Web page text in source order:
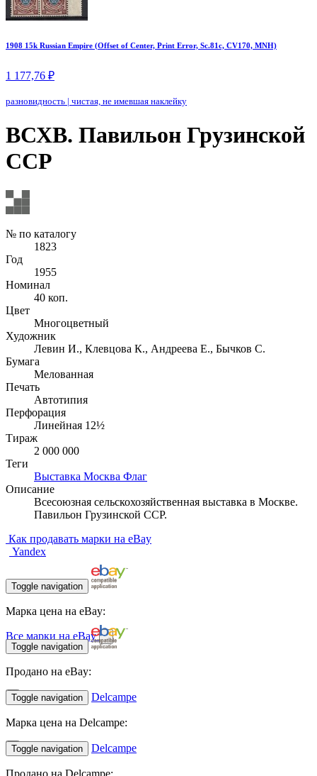
1908 15k Russian Empire (Offset of Center, Print Error, Sc.81c, CV170, MNH)
1 177,76 ₽
разновидность | чистая, не имевшая наклейку
ВСХВ. Павильон Грузинской
ССР
№ по каталогу
1823
Год
1955
Номинал
40 коп.
Цвет
Многоцветный
Художник
Левин И., Клевцова К., Андреева Е., Бычков С.
Бумага
Мелованная
Печать
Автотипия
Перфорация
Линейная 12½
Тираж
2 000 000
Теги
Выставка Москва Флаг
Описание
Всесоюзная сельскохозяйственная выставка в Москве.
Павильон Грузинской ССР.
Как продавать марки на eBay
Yandex
Toggle navigation
Марка цена на eBay:
Все марки на eBay
Toggle navigation
Продано на eBay:
Toggle navigation Delcampe
Марка цена на Delcampe:
Toggle navigation Delcampe
Продано на Delcampe: